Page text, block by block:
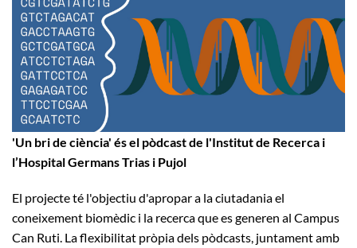
'Un bri de ciència' és el pòdcast de l'Institut de Recerca i
l’Hospital Germans Trias i Pujol
El projecte té l'objectiu d'apropar a la ciutadania el
coneixement biomèdic i la recerca que es generen al Campus
Can Ruti. La flexibilitat pròpia dels pòdcasts, juntament amb